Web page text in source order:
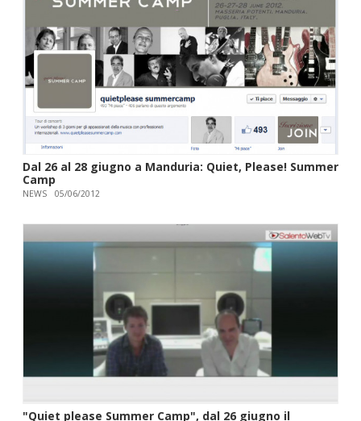
Dal 26 al 28 giugno a Manduria: Quiet, Please! Summer
Camp
NEWS 05/06/2012
"Quiet please Summer Camp", dal 26 giugno il